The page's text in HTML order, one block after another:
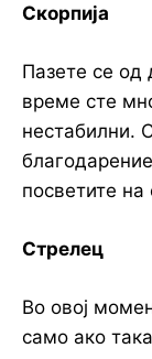
Скорпија
Пазете се од
време сте
нестабилни.
посветите
Стрелец
Во овој
само ако